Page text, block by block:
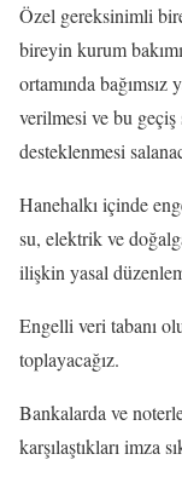
Özel gereksinimli
bireyin kurum
ortamında
verilmesi ve bu
desteklenmesi
Hanehalkı içinde
su, elektrik ve
ilişkin yasal
Engelli veri tabanı
toplayacağız.
Bankalarda ve
karşılaştıkları imza